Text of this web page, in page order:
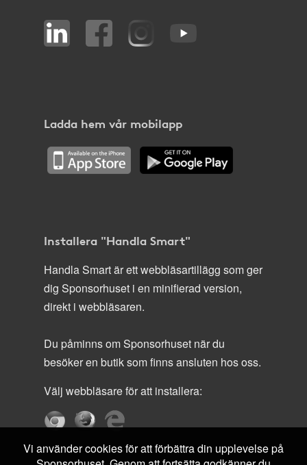
Ladda hem vår mobilapp
Installera "Handla Smart"
Handla Smart är ett webbläsartillägg som ger
dig Sponsorhuset i en minifierad version,
direkt i webbläsaren.
Du påminns om Sponsorhuset när du
besöker en butik som finns ansluten hos oss.
Välj webbläsare för att installera:
Vi använder cookies för att förbättra din upplevelse på